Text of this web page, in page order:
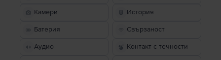
Камери История
Батерия Свързаност
Аудио
Контакт с течности